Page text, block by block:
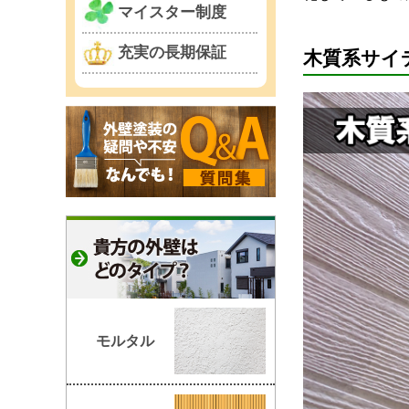
木質系サイ
マイスター制度
充実の長期保証
モルタル